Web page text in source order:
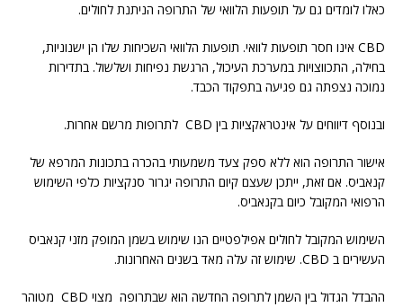
כאלו לומדים גם על תופעות הלוואי של התרופה הניתנת לחולים.
CBD אינו חסר תופעות לוואי. תופעות הלוואי השכיחות שלו הן ישנוניות,
בחילה, התכווצויות במערכת העיכול, הרגשת נפיחות ושלשול. בתדירות
נמוכה נצפתה גם פגיעה בתפקוד הכבד.
ובנוסף דיווחים על אינטראקציות בין CBD לתרופות מרשם אחרות.
אישור התרופה הוא ללא ספק צעד משמעותי בהכרה בתכונות המרפא של
קנאביס. אם זאת, ייתכן שעצם קיום התרופה יגרור סנקציות כלפי השימוש
הרפואי המקובל כיום בקנאביס.
השימוש המקובל לחולים אפילפטיים הנו שימוש בשמן המופק מזני קנאביס
העשירים ב CBD. שימוש זה עלה מאד בשנים האחרונות.
ההבדל הגדול בין השמן לתרופה החדשה הוא שבתרופה מצוי CBD מטוהר